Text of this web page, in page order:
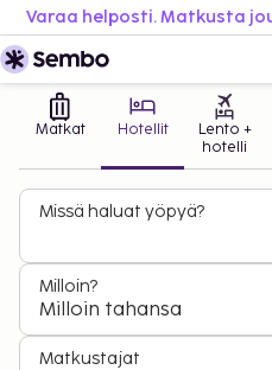
Matkat Hotellit
Lento +
hotelli
Missä haluat yöpyä?
Milloin?
Milloin tahansa
Matkustajat